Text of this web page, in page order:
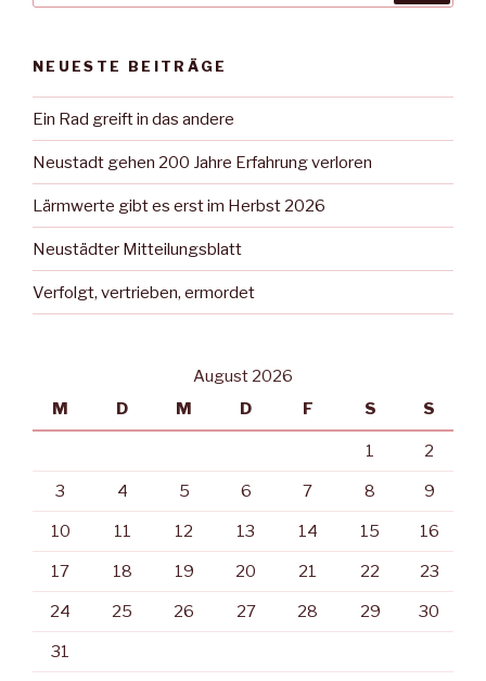
NEUESTE BEITRÄGE
Ein Rad greift in das andere
Neustadt gehen 200 Jahre Erfahrung verloren
Lärmwerte gibt es erst im Herbst 2026
Neustädter Mitteilungsblatt
Verfolgt, vertrieben, ermordet
August 2026
M
D M D F S S
1 2
3 4 5 6 7 8 9
10 11 12 13 14 15 16
17 18 19 20 21 22 23
24 25 26 27 28 29 30
31